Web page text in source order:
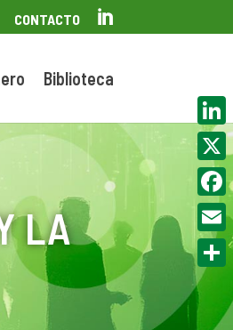
CONTACTO 
Biblioteca
LA
X
Email